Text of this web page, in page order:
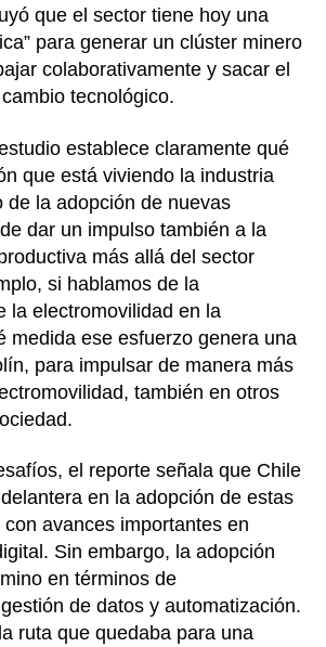
que el sector tiene hoy una
para generar un clúster minero
colaborativamente y sacar el
tecnológico.
establece claramente qué
que está viviendo la industria
de la adopción de nuevas
dar un impulso también a la
más allá del sector
si hablamos de la
la electromovilidad en la
medida ese esfuerzo genera una
para impulsar de manera más
también en otros
el reporte señala que Chile
en la adopción de estas
avances importantes en
Sin embargo, la adopción
en términos de
de datos y automatización.
ruta que quedaba para una